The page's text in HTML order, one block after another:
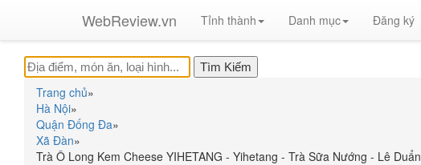
WebReview.vn Tỉnh thành Danh mục Đăng ký
Trang chủ»
Hà Nội»
Quận Đống Đa»
Xã Đàn»
Trà Ô Long Kem Cheese YIHETANG - Yihetang - Trà Sữa Nướng - Lê Duẩn